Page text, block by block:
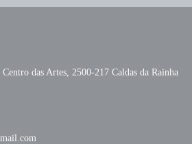
das Artes, 2500-217 Caldas da Rainha